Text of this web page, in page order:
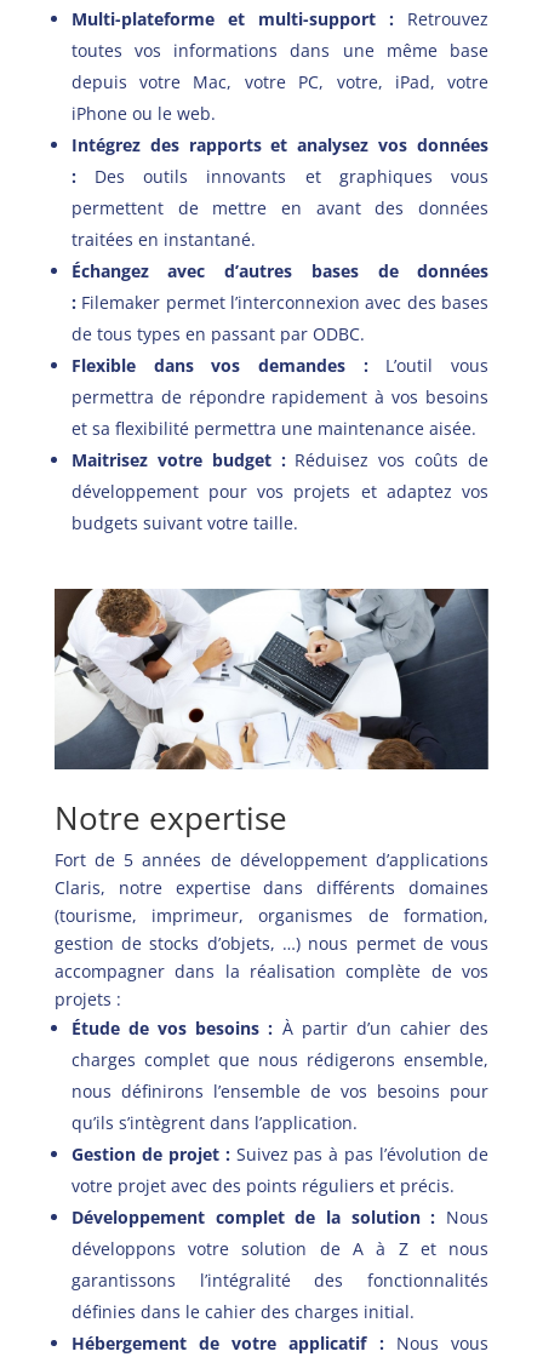
Multi-plateforme et multi-support :
Retrouvez
toutes vos informations dans une même base
depuis votre Mac, votre PC, votre, iPad, votre
iPhone ou le web.
Intégrez des rapports et analysez vos données
:
Des outils innovants et graphiques vous
permettent de mettre en avant des données
traitées en instantané.
Échangez avec d’autres bases de données
: Filemaker permet l’interconnexion avec des bases
de tous types en passant par ODBC.
Flexible dans vos demandes :
L’outil vous
permettra de répondre rapidement à vos besoins
et sa flexibilité permettra une maintenance aisée.
Maitrisez votre budget : Réduisez vos coûts de
développement pour vos projets et adaptez vos
budgets suivant votre taille.
Notre expertise
Fort de 5 années de développement d’applications
Claris, notre expertise dans différents domaines
(tourisme, imprimeur, organismes de formation,
gestion de stocks d’objets, …) nous permet de vous
accompagner dans la réalisation complète de vos
projets :
Étude de vos besoins : À partir d’un cahier des
charges complet que nous rédigerons ensemble,
nous définirons l’ensemble de vos besoins pour
qu’ils s’intègrent dans l’application.
Gestion de projet : Suivez pas à pas l’évolution de
votre projet avec des points réguliers et précis.
Développement complet de la solution : Nous
développons votre solution de A à Z et nous
garantissons l’intégralité des fonctionnalités
définies dans le cahier des charges initial.
Hébergement de votre applicatif : Nous vous